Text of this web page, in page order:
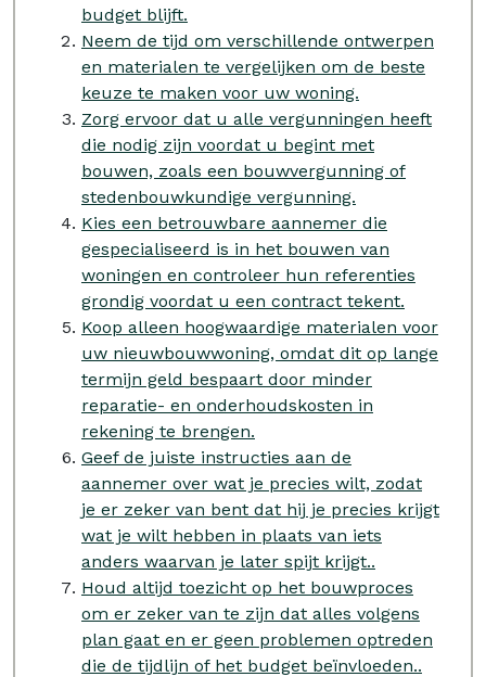
budget blijft.
Neem de tijd om verschillende ontwerpen
en materialen te vergelijken om de beste
keuze te maken voor uw woning.
Zorg ervoor dat u alle vergunningen heeft
die nodig zijn voordat u begint met
bouwen, zoals een bouwvergunning of
stedenbouwkundige vergunning.
Kies een betrouwbare aannemer die
gespecialiseerd is in het bouwen van
woningen en controleer hun referenties
grondig voordat u een contract tekent.
Koop alleen hoogwaardige materialen voor
uw nieuwbouwwoning, omdat dit op lange
termijn geld bespaart door minder
reparatie- en onderhoudskosten in
rekening te brengen.
Geef de juiste instructies aan de
aannemer over wat je precies wilt, zodat
je er zeker van bent dat hij je precies krijgt
wat je wilt hebben in plaats van iets
anders waarvan je later spijt krijgt..
Houd altijd toezicht op het bouwproces
om er zeker van te zijn dat alles volgens
plan gaat en er geen problemen optreden
die de tijdlijn of het budget beïnvloeden..